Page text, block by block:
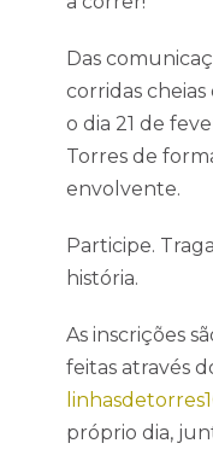
Das
corridas cheias
o dia 21 de
Torres de
envolvente.
Participe.
história.
As inscrições
feitas através
próprio dia,